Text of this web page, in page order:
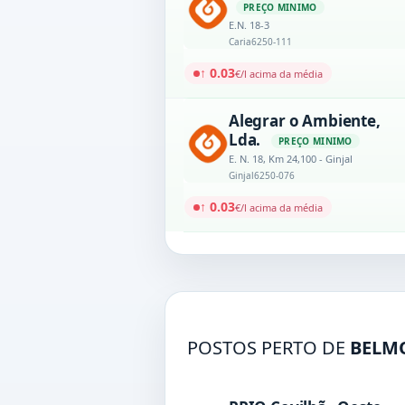
PREÇO MINIMO
E.N. 18-3
Caria6250-111
↑ 0.03€/l acima da média
Alegrar o Ambiente,
Lda.
PREÇO MINIMO
E. N. 18, Km 24,100 - Ginjal
Ginjal6250-076
↑ 0.03€/l acima da média
POSTOS PERTO DE